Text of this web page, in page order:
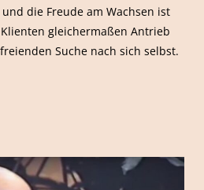
die Freude am Wachsen ist
gleichermaßen Antrieb
Suche nach sich selbst.